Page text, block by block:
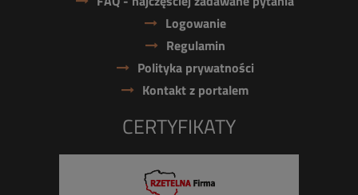
Logowanie
Regulamin
Polityka prywatności
Kontakt z portalem
CERTYFIKATY